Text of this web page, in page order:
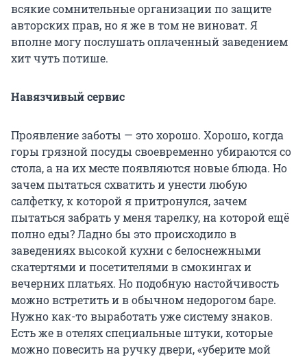
всякие сомнительные организации по защите
авторских прав, но я же в том не виноват. Я
вполне могу послушать оплаченный заведением
хит чуть потише.
Навязчивый сервис
Проявление заботы — это хорошо. Хорошо, когда
горы грязной посуды своевременно убираются со
стола, а на их месте появляются новые блюда. Но
зачем пытаться схватить и унести любую
салфетку, к которой я притронулся, зачем
пытаться забрать у меня тарелку, на которой ещё
полно еды? Ладно бы это происходило в
заведениях высокой кухни с белоснежными
скатертями и посетителями в смокингах и
вечерних платьях. Но подобную настойчивость
можно встретить и в обычном недорогом баре.
Нужно как-то выработать уже систему знаков.
Есть же в отелях специальные штуки, которые
можно повесить на ручку двери, «уберите мой